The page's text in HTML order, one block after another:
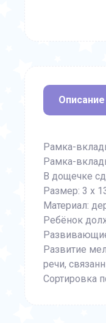
Описание
Рамка-
Рамка-
В дощечке
Размер: 3 х
Материал:
Ребёнок
Развитие
речи,
Сортировка